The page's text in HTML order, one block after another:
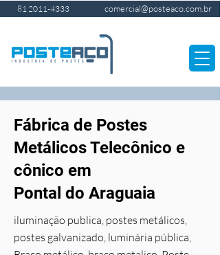
81 2011-4333 comercial@posteaco.com.br
Fábrica de Postes
Metálicos Telecônico e
cônico em
Pontal do Araguaia
iluminação publica, postes metálicos,
postes galvanizado, luminária pública,